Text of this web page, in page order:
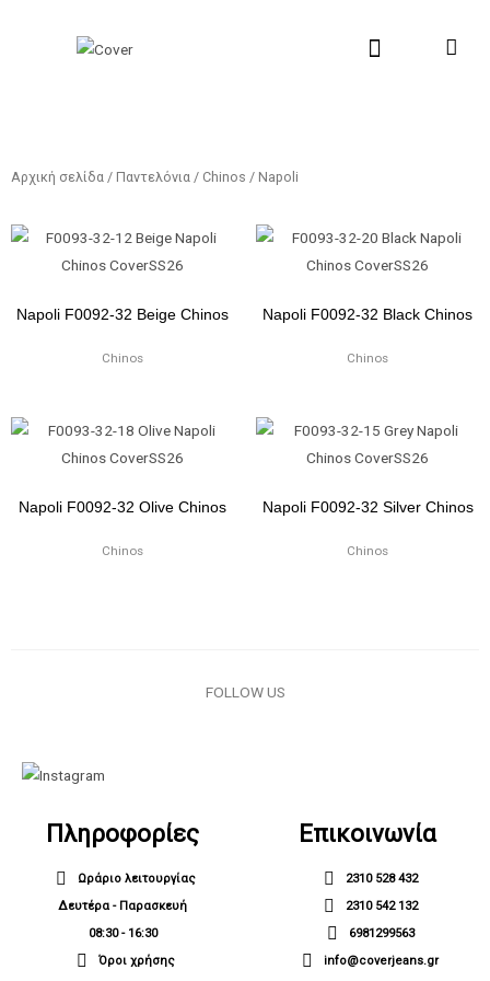
Αρχική σελίδα / Παντελόνια / Chinos / Napoli
Napoli F0092-32 Beige Chinos
Chinos
Napoli F0092-32 Black Chinos
Chinos
Napoli F0092-32 Olive Chinos
Chinos
Napoli F0092-32 Silver Chinos
Chinos
FOLLOW US
Πληροφορίες
Ωράριο λειτουργίας
Δευτέρα - Παρασκευή
08:30 - 16:30
Όροι χρήσης
Επικοινωνία
2310 528 432
2310 542 132
6981299563
info@coverjeans.gr